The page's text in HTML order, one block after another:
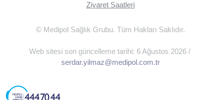
Ziyaret Saatleri
© Medipol Sağlık Grubu. Tüm Hakları Saklıdır.
Web sitesi son güncelleme tarihi: 6 Ağustos 2026 /
serdar.yilmaz@medipol.com.tr